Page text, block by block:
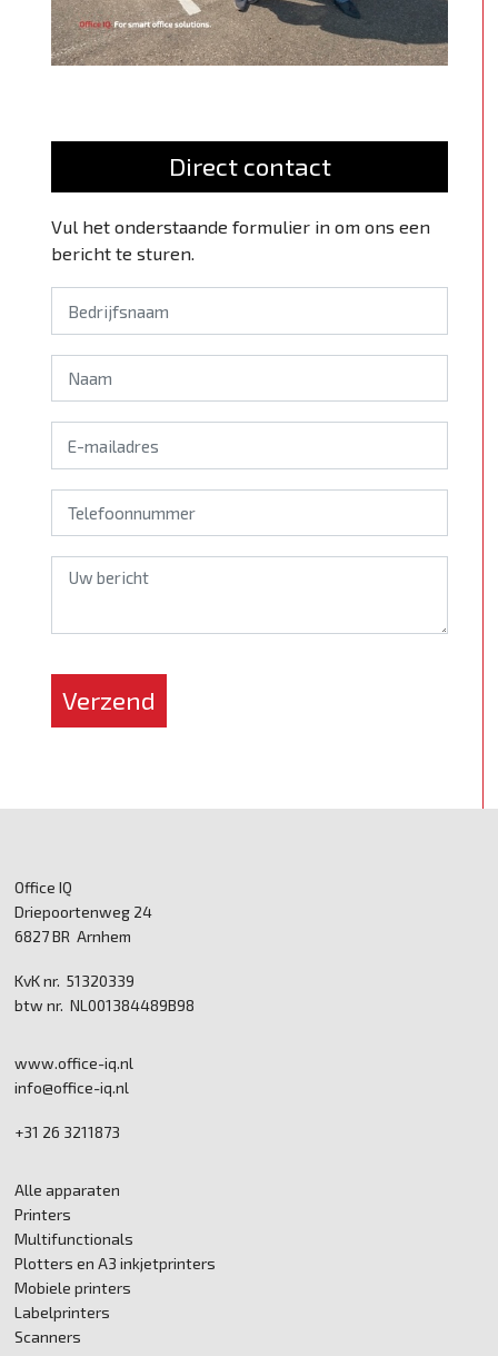
Direct contact
Vul het onderstaande formulier in om ons een
bericht te sturen.
Verzend
Office IQ
Driepoortenweg 24
6827 BR Arnhem
KvK nr. 51320339
btw nr. NL001384489B98
www.office-iq.nl
info@office-iq.nl
+31 26 3211873
Alle apparaten
Printers
Multifunctionals
Plotters en A3 inkjetprinters
Mobiele printers
Labelprinters
Scanners